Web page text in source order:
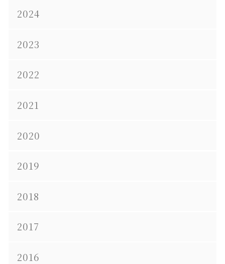
2024
2023
2022
2021
2020
2019
2018
2017
2016